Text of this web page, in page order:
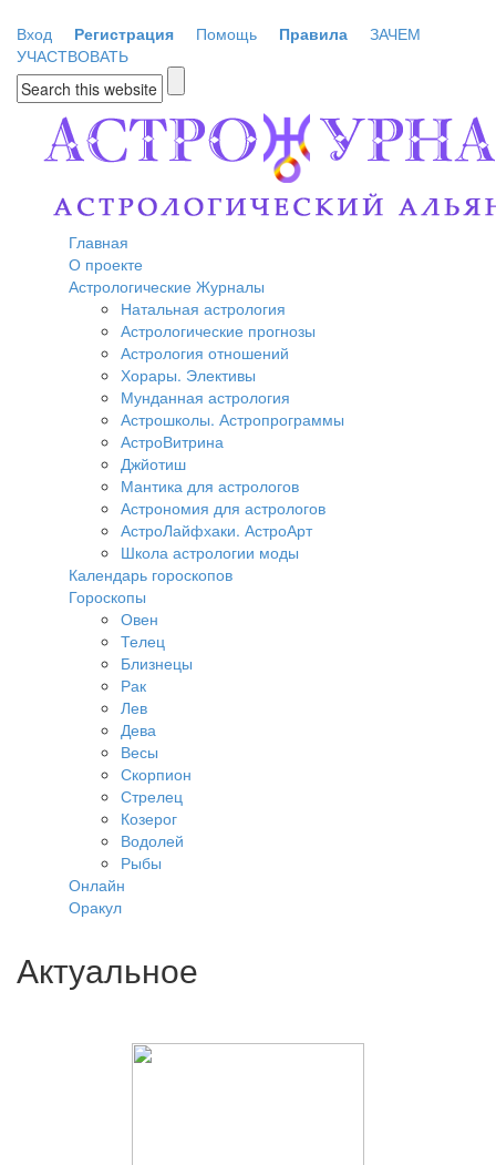
Вход
Регистрация Помощь Правила
ЗАЧЕМ
УЧАСТВОВАТЬ
Форма поиска
Главная
О проекте
Астрологические Журналы
Натальная астрология
Астрологические прогнозы
Астрология отношений
Хорары. Элективы
Мунданная астрология
Астрошколы. Астропрограммы
АстроВитрина
Джйотиш
Мантика для астрологов
Астрономия для астрологов
АстроЛайфхаки. АстроАрт
Школа астрологии моды
Календарь гороскопов
Гороскопы
Овен
Телец
Близнецы
Рак
Лев
Дева
Весы
Скорпион
Стрелец
Козерог
Водолей
Рыбы
Онлайн
Оракул
Актуальное